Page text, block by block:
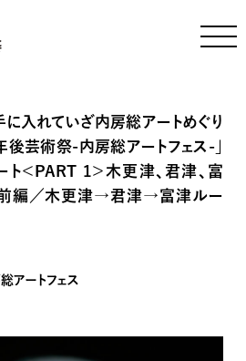
に入れていざ内房総アートめぐり
芸術祭-内房総アートフェス-」
＜PART 1＞木更津、君津、富
前編／木更津→君津→富津ルー
アートフェス